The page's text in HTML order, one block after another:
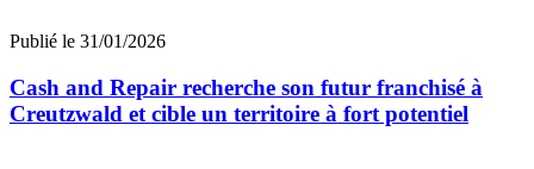
Publié le 31/01/2026
Cash and Repair recherche son futur franchisé à
Creutzwald et cible un territoire à fort potentiel